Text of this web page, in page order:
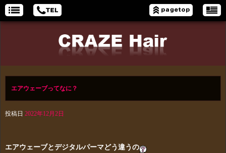
エアウェーブってなに？
投稿日 2022年12月2日
エアウェーブとデジタルパーマどう違うの